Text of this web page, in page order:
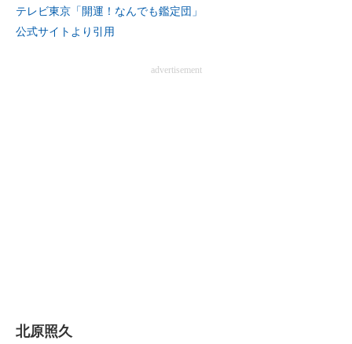
テレビ東京「開運！なんでも鑑定団」
公式サイトより引用
advertisement
北原照久